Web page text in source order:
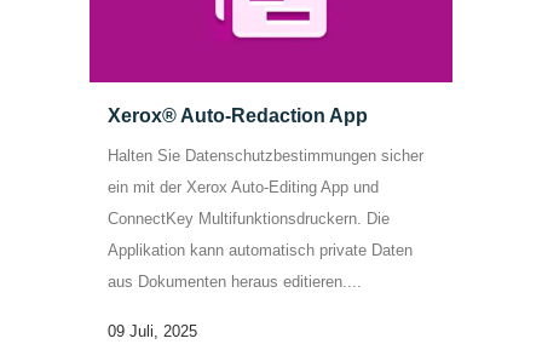
Xerox® Auto-Redaction App
Halten Sie Datenschutzbestimmungen sicher
ein mit der Xerox Auto-Editing App und
ConnectKey Multifunktionsdruckern. Die
Applikation kann automatisch private Daten
aus Dokumenten heraus editieren....
09 Juli, 2025